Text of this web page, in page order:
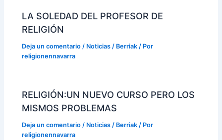
LA SOLEDAD DEL PROFESOR DE
RELIGIÓN
Deja un comentario / Noticias / Berriak / Por
religionennavarra
RELIGIÓN:UN NUEVO CURSO PERO LOS
MISMOS PROBLEMAS
Deja un comentario / Noticias / Berriak / Por
religionennavarra